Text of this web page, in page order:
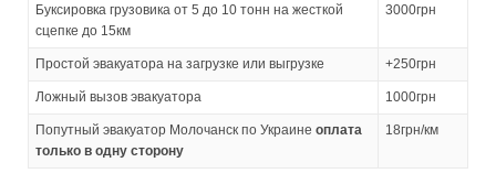
Буксировка грузовика от 5 до 10 тонн на жесткой
сцепке до 15км
3000грн
Простой эвакуатора на загрузке или выгрузке +250грн
Ложный вызов эвакуатора 1000грн
Попутный эвакуатор Молочанск по Украине оплата
только в одну сторону
18грн/км